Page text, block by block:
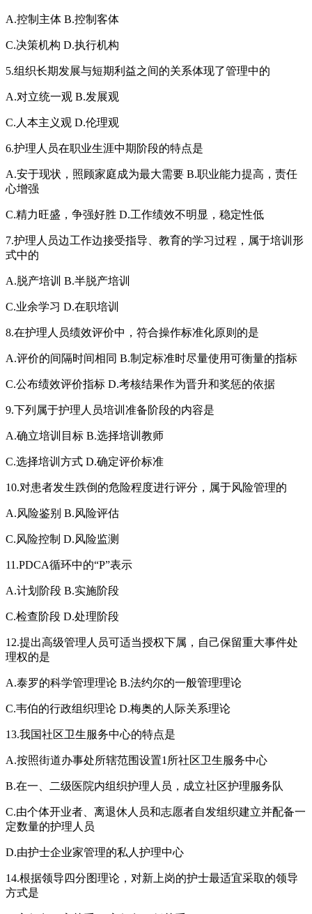
A.控制主体 B.控制客体
C.决策机构 D.执行机构
5.组织长期发展与短期利益之间的关系体现了管理中的
A.对立统一观 B.发展观
C.人本主义观 D.伦理观
6.护理人员在职业生涯中期阶段的特点是
A.安于现状，照顾家庭成为最大需要 B.职业能力提高，责任
心增强
C.精力旺盛，争强好胜 D.工作绩效不明显，稳定性低
7.护理人员边工作边接受指导、教育的学习过程，属于培训形
式中的
A.脱产培训 B.半脱产培训
C.业余学习 D.在职培训
8.在护理人员绩效评价中，符合操作标准化原则的是
A.评价的间隔时间相同 B.制定标准时尽量使用可衡量的指标
C.公布绩效评价指标 D.考核结果作为晋升和奖惩的依据
9.下列属于护理人员培训准备阶段的内容是
A.确立培训目标 B.选择培训教师
C.选择培训方式 D.确定评价标准
10.对患者发生跌倒的危险程度进行评分，属于风险管理的
A.风险鉴别 B.风险评估
C.风险控制 D.风险监测
11.PDCA循环中的“P”表示
A.计划阶段 B.实施阶段
C.检查阶段 D.处理阶段
12.提出高级管理人员可适当授权下属，自己保留重大事件处
理权的是
A.泰罗的科学管理理论 B.法约尔的一般管理理论
C.韦伯的行政组织理论 D.梅奥的人际关系理论
13.我国社区卫生服务中心的特点是
A.按照街道办事处所辖范围设置1所社区卫生服务中心
B.在一、二级医院内组织护理人员，成立社区护理服务队
C.由个体开业者、离退休人员和志愿者自发组织建立并配备一
定数量的护理人员
D.由护士企业家管理的私人护理中心
14.根据领导四分图理论，对新上岗的护士最适宜采取的领导
方式是